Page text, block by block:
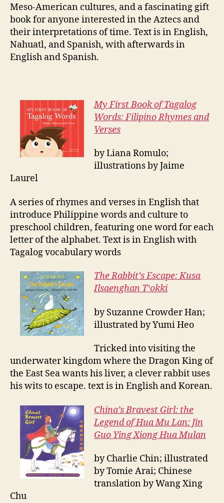
Meso-American cultures, and a fascinating gift
book for anyone interested in the Aztecs and
their interpretations of time. Text is in English,
Nahuatl, and Spanish, with afterwards in
English and Spanish.
MyFirstBookofTagalog
Words: Filipino Rhymes and
Verses
by Liana Romulo;
illustrations by Jaime
Laurel
A series of rhymes and verses in English that
introduce Philippine words and culture to
preschool children, featuring one word for each
letter of the alphabet. Text is in English with
Tagalogvocabularywords
The Rabbit’s Escape:Kusa
Ilsaenghan Tʻokki
by Suzanne Crowder Han;
illustrated by Yumi Heo
Tricked into visiting the
underwater kingdom where the Dragon King of
the East Sea wants his liver, a clever rabbit uses
his wits to escape. text is in English and Korean.
China’s Bravest Girl: the
Legend of Hua Mu Lan: Jin
Guo Ying Xiong Hua Mulan
by Charlie Chin; illustrated
by Tomie Arai; Chinese
translation by Wang Xing
Chu